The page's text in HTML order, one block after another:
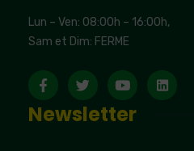
Lun – Ven: 08:00h – 16:00h,
Sam et Dim: FERME
Newsletter